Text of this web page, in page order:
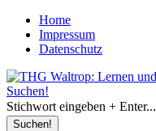
Home
Impressum
Datenschutz
Suchen!
Stichwort eingeben + Enter...
Suchen!